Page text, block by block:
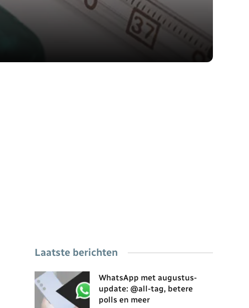
Laatste berichten
WhatsApp met augustus-
update: @all-tag, betere
polls en meer